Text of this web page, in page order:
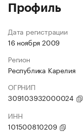
Профиль
Дата регистрации
16 ноября 2009
Регион
Республика Карелия
ОГРНИП
309103932000024
ИНН
101500810209